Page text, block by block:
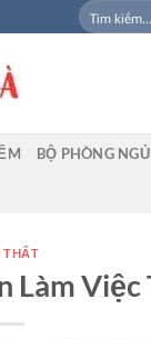
Tìm
kiếm:
BỘ PHÒNG NGỦ
THẤT
Làm